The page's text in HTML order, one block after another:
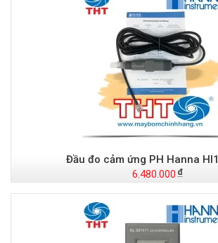
Đầu đo cảm ứng PH Hanna
6.480.000